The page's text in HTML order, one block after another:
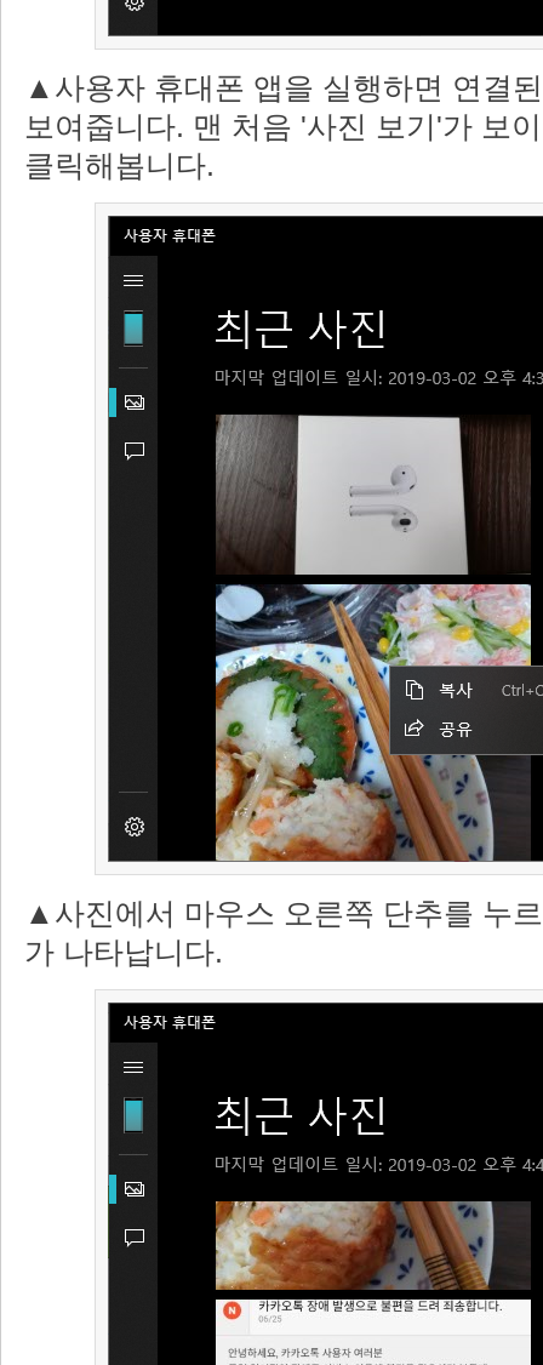
▲사용자 휴대폰 앱을 실행하면 연결
보여줍니다. 맨 처음 '사진 보기'가 보
클릭해봅니다.
▲사진에서 마우스 오른쪽 단추를 누
가 나타납니다.